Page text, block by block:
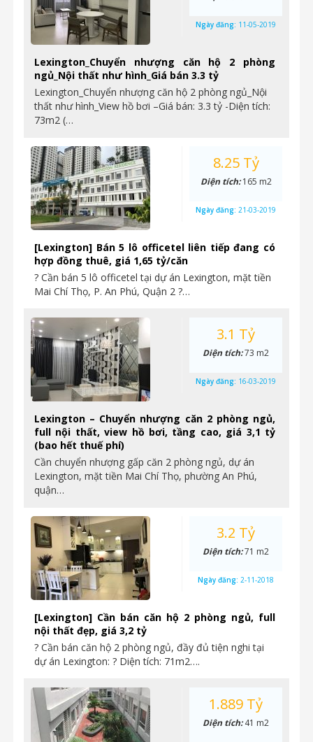
Lexington_Chuyển nhượng căn hộ 2 phòng
ngủ_Nội thất như hình_Giá bán 3.3 tỷ
Lexington_Chuyển nhượng căn hộ 2 phòng ngủ_Nội
thất như hình_View hồ bơi –Giá bán: 3.3 tỷ -Diện tích:
73m2 (…
Ngày đăng: 11-05-2019
[Lexington] Bán 5 lô officetel liên tiếp đang có
hợp đồng thuê, giá 1,65 tỷ/căn
? Cần bán 5 lô officetel tại dự án Lexington, mặt tiền
Mai Chí Thọ, P. An Phú, Quận 2 ?…
8.25 Tỷ
Diện tích:165 m2
Ngày đăng: 21-03-2019
Lexington – Chuyển nhượng căn 2 phòng ngủ,
full nội thất, view hồ bơi, tầng cao, giá 3,1 tỷ
(bao hết thuế phí)
Cần chuyển nhượng gấp căn 2 phòng ngủ, dự án
Lexington, mặt tiền Mai Chí Thọ, phường An Phú,
quận…
3.1 Tỷ
Diện tích:73 m2
Ngày đăng: 16-03-2019
[Lexington] Cần bán căn hộ 2 phòng ngủ, full
nội thất đẹp, giá 3,2 tỷ
? Cần bán căn hộ 2 phòng ngủ, đầy đủ tiện nghi tại
dự án Lexington: ? Diện tích: 71m2….
3.2 Tỷ
Diện tích:71 m2
Ngày đăng: 2-11-2018
1.889 Tỷ
Diện tích:41 m2